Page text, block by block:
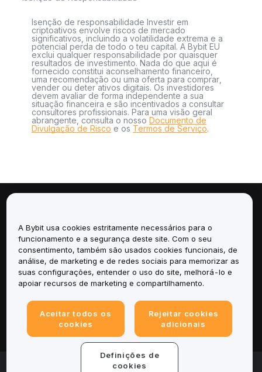
Isenção de responsabilidade Investir em
criptoativos envolve riscos de mercado
significativos, incluindo a volatilidade extrema e a
potencial perda de todo o teu capital. A Bybit EU
exclui qualquer responsabilidade por quaisquer
resultados de investimento. Nada do que aqui é
fornecido constitui aconselhamento financeiro,
uma recomendação ou uma oferta para comprar,
vender ou deter ativos digitais. Os investidores
devem avaliar de forma independente a sua
situação financeira e são incentivados a consultar
consultores profissionais. Para uma visão geral
abrangente, consulta o nosso Documento de
Divulgação de Risco e os Termos de Serviço.
Serviços
Suporte
© 2025-2026 Bybit.eu. All rights reserved.
A Bybit usa cookies estritamente necessários para o
funcionamento e a segurança deste site. Com o seu
consentimento, também são usados cookies funcionais, de
análise, de marketing e de redes sociais para memorizar as
suas configurações, entender o uso do site, melhorá-lo e
apoiar recursos de marketing e compartilhamento.
Aceitar todos os
cookies
Rejeitar cookies
adicionais
Definições de
cookies